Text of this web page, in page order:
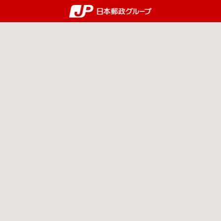
郵便局・日本郵政グループ